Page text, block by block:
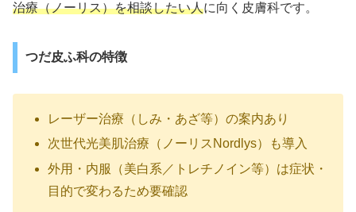
治療（ノーリス）を相談したい人に向く皮膚科です。
つだ皮ふ科の特徴
レーザー治療（しみ・あざ等）の案内あり
次世代光美肌治療（ノーリスNordlys）も導入
外用・内服（美白系／トレチノイン等）は症状・
目的で変わるため要確認